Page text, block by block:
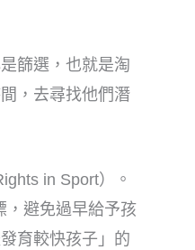
篩選，也就是淘
，去尋找他們潛
in Sport）。
，避免過早給予孩
育較快孩子」的